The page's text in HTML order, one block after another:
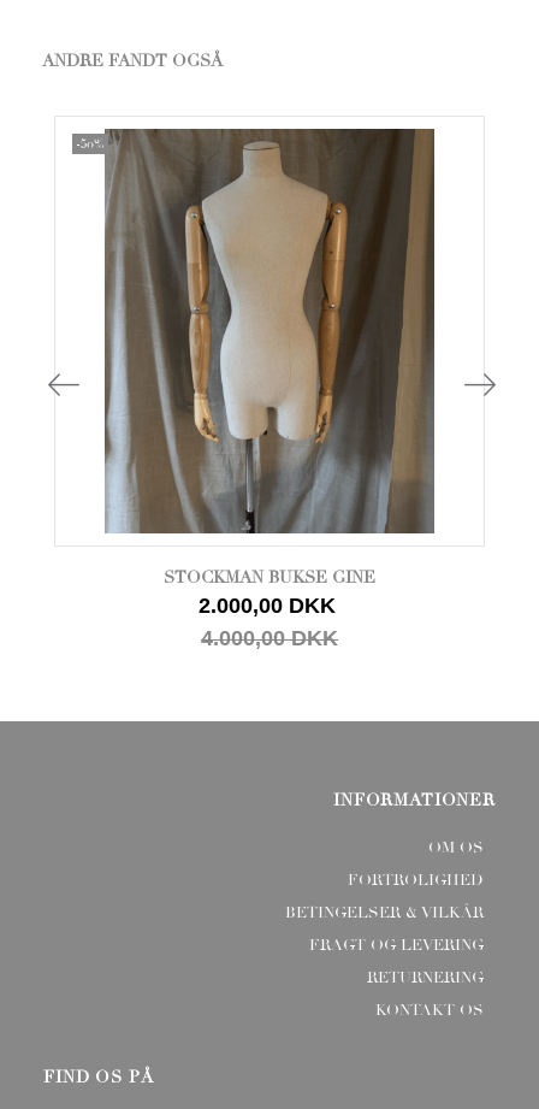
ANDRE FANDT OGSÅ
-50%
STOCKMAN BUKSE GINE
2.000,00 DKK
4.000,00 DKK
INFORMATIONER
OM OS
FORTROLIGHED
BETINGELSER & VILKÅR
FRAGT OG LEVERING
RETURNERING
KONTAKT OS
FIND OS PÅ